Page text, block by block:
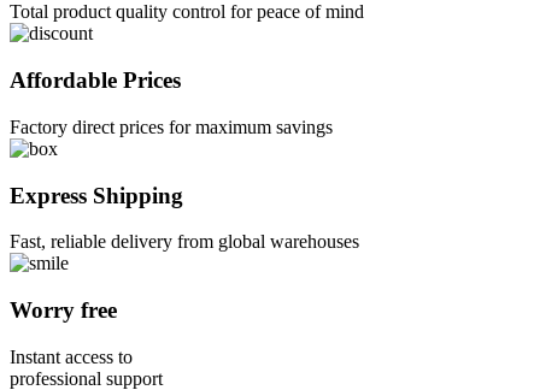
Total product quality control for peace of mind
Affordable Prices
Factory direct prices for maximum savings
Express Shipping
Fast, reliable delivery from global warehouses
Worry free
Instant access to
professional support